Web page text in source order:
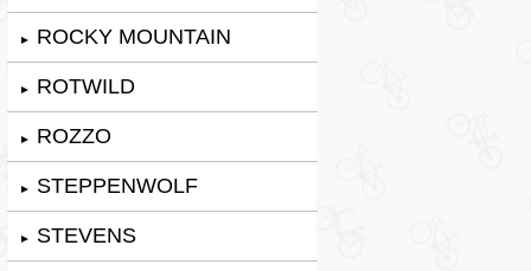
► ROCKY MOUNTAIN
► ROTWILD
► ROZZO
► STEPPENWOLF
► STEVENS